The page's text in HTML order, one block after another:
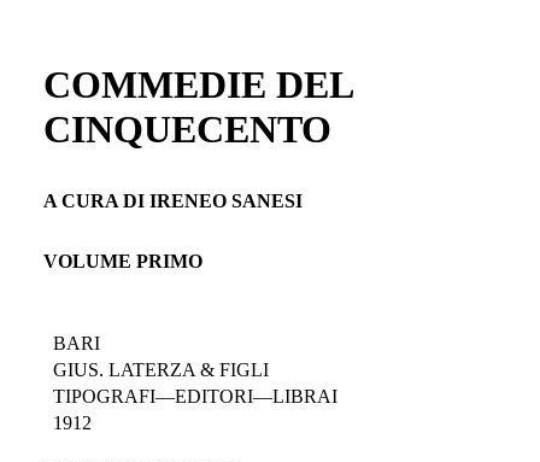
COMMEDIE DEL
CINQUECENTO
A CURA DI IRENEO SANESI
VOLUME PRIMO
BARI
GIUS. LATERZA & FIGLI
TIPOGRAFI—EDITORI—LIBRAI
1912